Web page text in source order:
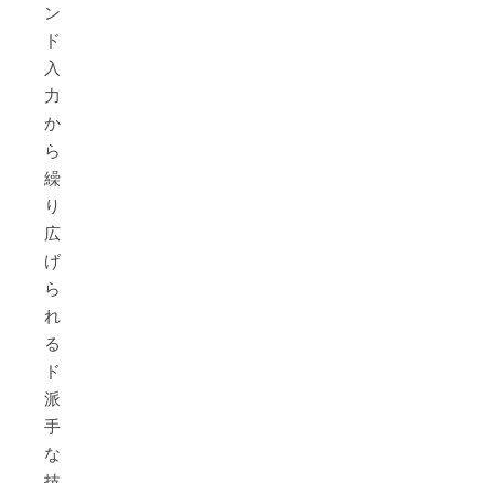
ン
ド
入
力
か
ら
繰
り
広
げ
ら
れ
る
ド
派
手
な